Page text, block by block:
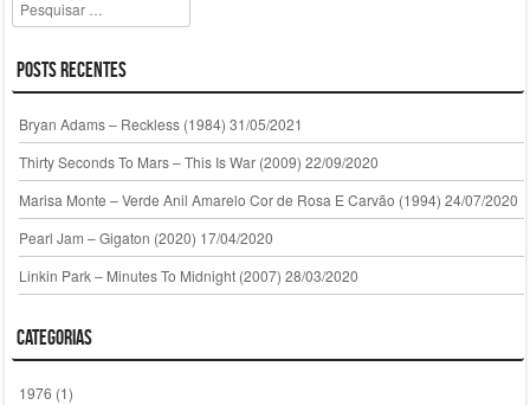
Posts Recentes
Bryan Adams – Reckless (1984) 31/05/2021
Thirty Seconds To Mars – This Is War (2009) 22/09/2020
Marisa Monte – Verde Anil Amarelo Cor de Rosa E Carvão (1994) 24/07/2020
Pearl Jam – Gigaton (2020) 17/04/2020
Linkin Park – Minutes To Midnight (2007) 28/03/2020
Categorias
1976 (1)